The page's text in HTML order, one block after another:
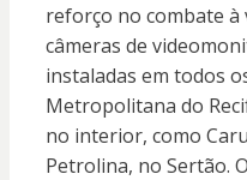
reforço no combate à
câmeras de
instaladas em todos
Metropolitana do
no interior, como
Petrolina, no Sertão.